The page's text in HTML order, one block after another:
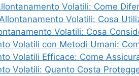
Volatili: Come
Volatili: Cosa
Volatili: Cosa
Volatili con Metodi Umani:
Volatili Efficace: Come
Volatili: Quanto Costa